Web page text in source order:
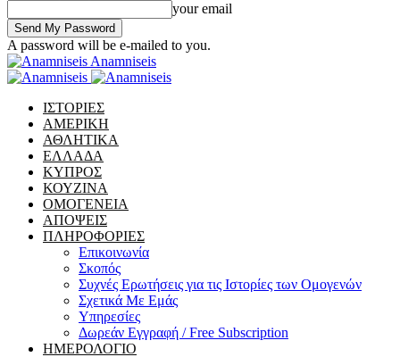
your email
A password will be e-mailed to you.
Anamniseis
ΙΣΤΟΡΙΕΣ
ΑΜΕΡΙΚΗ
ΑΘΛΗΤΙΚΑ
ΕΛΛΑΔΑ
ΚΥΠΡΟΣ
ΚΟΥΖΙΝΑ
ΟΜΟΓΕΝΕΙΑ
ΑΠΟΨΕΙΣ
ΠΛΗΡΟΦΟΡΙΕΣ
Επικοινωνία
Σκοπός
Συχνές Ερωτήσεις για τις Ιστορίες των Ομογενών
Σχετικά Με Εμάς
Υπηρεσίες
Δωρεάν Εγγραφή / Free Subscription
ΗΜΕΡΟΛΟΓΙΟ